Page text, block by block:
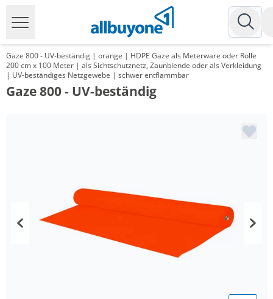
Gaze 800 - UV-beständig | orange | HDPE Gaze als Meterware oder Rolle
200 cm x 100 Meter | als Sichtschutznetz, Zaunblende oder als Verkleidung
| UV-beständiges Netzgewebe | schwer entflammbar
Gaze 800 - UV-beständig
Preis